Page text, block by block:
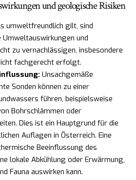
und geologische Risiken
umweltfreundlich gilt, sind
und
zu vernachlässigen, insbesondere
fachgerecht erfolgt.
Unsachgemäße
Sonden können zu einer
führen, beispielsweise
Bohrschlämmen oder
Dies ist ein Hauptgrund für die
Auflagen in Österreich. Eine
Beeinflussung des
lokale Abkühlung oder Erwärmung,
Fauna auswirken kann.